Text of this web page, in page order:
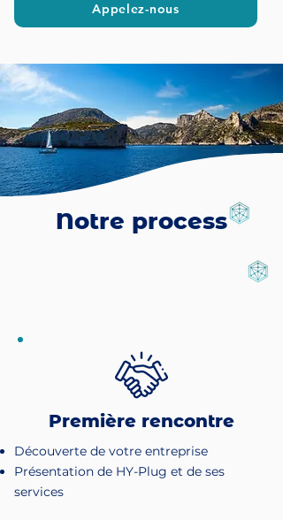
Appelez-nous
Notre process
Première rencontre
Découverte de votre entreprise
Présentation de HY-Plug et de ses
services